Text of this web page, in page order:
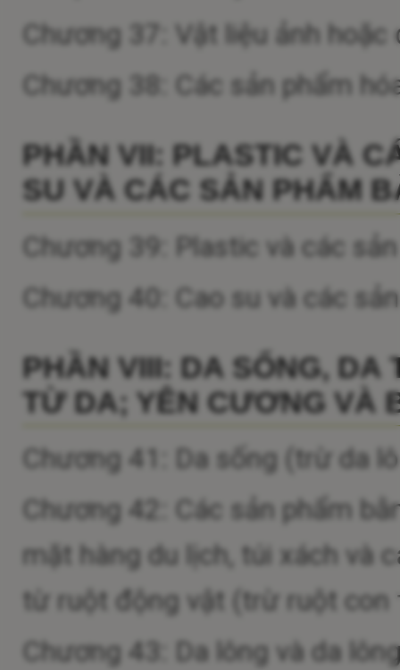
Chương 37: Vật liệu ảnh hoặc
Chương 38: Các sản phẩm
PHẦN VII: PLASTIC VÀ
SU VÀ CÁC SẢN PHẨM
Chương 39: Plastic và các
Chương 40: Cao su và các
PHẦN VIII: DA SỐNG, DA
TỪ DA; YÊN CƯƠNG VÀ
Chương 41: Da sống (trừ da
Chương 42: Các sản phẩm
mặt hàng du lịch, túi xách và
từ ruột động vật (trừ ruột con
Chương 43: Da lông và da